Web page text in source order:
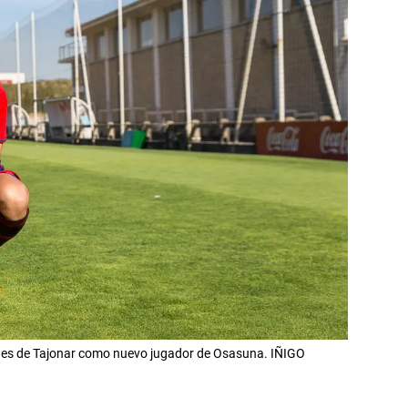
de Tajonar como nuevo jugador de Osasuna. IÑIGO